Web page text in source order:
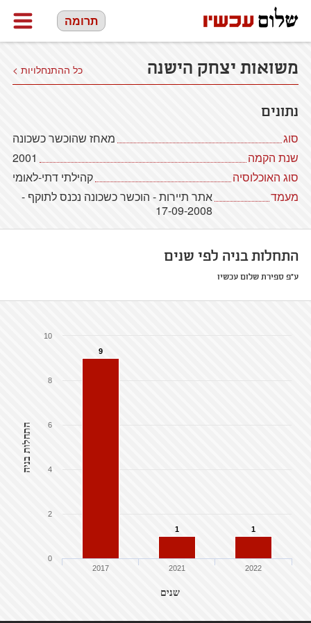
תרומה
משואות יצחק הישנה כל ההתנחלויות >
נתונים
סוג
מאחז שהוכשר כשכונה
שנת הקמה
2001
סוג האוכלוסיה
קהילתי דתי-לאומי
מעמד
אתר תיירות - הוכשר כשכונה נכנס לתוקף -
17-09-2008
התחלות בניה לפי שנים
ע"פ ספירת שלום עכשיו
שנים
התחלות בניה
2017 2021 2022
0
2
4
6
8
10
9
1 1